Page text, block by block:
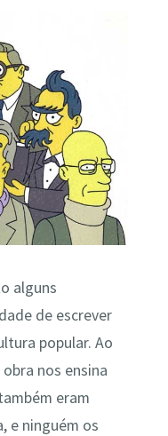
alguns
de escrever
popular. Ao
nos ensina
eram
e ninguém os